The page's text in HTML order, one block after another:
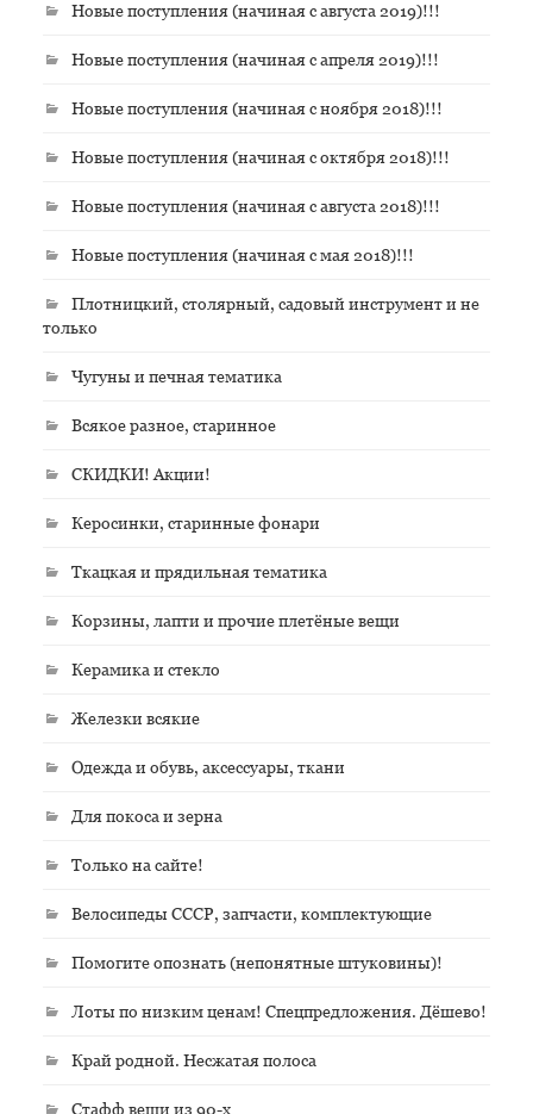
Новые поступления (начиная с августа 2019)!!!
Новые поступления (начиная с апреля 2019)!!!
Новые поступления (начиная с ноября 2018)!!!
Новые поступления (начиная с октября 2018)!!!
Новые поступления (начиная с августа 2018)!!!
Новые поступления (начиная с мая 2018)!!!
Плотницкий, столярный, садовый инструмент и не
только
Чугуны и печная тематика
Всякое разное, старинное
СКИДКИ! Акции!
Керосинки, старинные фонари
Ткацкая и прядильная тематика
Корзины, лапти и прочие плетёные вещи
Керамика и стекло
Железки всякие
Одежда и обувь, аксессуары, ткани
Для покоса и зерна
Только на сайте!
Велосипеды СССР, запчасти, комплектующие
Помогите опознать (непонятные штуковины)!
Лоты по низким ценам! Спецпредложения. Дёшево!
Край родной. Несжатая полоса
Стафф вещи из 90-х